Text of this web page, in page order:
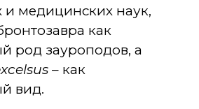
и медицинских наук,
как
род зауроподов, а
– как
вид.